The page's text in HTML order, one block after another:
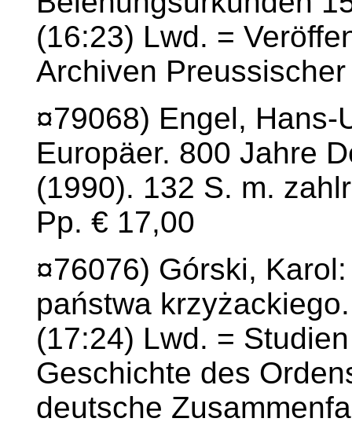
(16:23) Lwd. =
Archiven
¤79068) Engel, Hans-
Europäer. 800 Jahre
(1990). 132 S. m.
Pp. € 17,00
¤76076) Górski,
państwa
(17:24) Lwd. =
Geschichte des
deutsche